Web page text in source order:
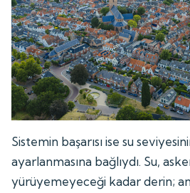
Sistemin başarısı ise su
ayarlanmasına bağlıydı. Su,
yürüyemeyeceği kadar derin;